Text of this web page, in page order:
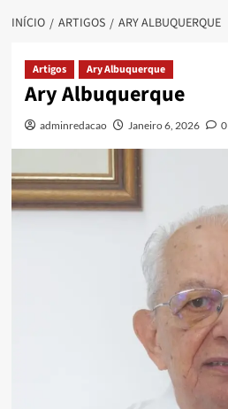
INÍCIO ARTIGOS ARY ALBUQUERQUE
Artigos Ary Albuquerque
Ary Albuquerque
adminredacao Janeiro 6, 2026 0